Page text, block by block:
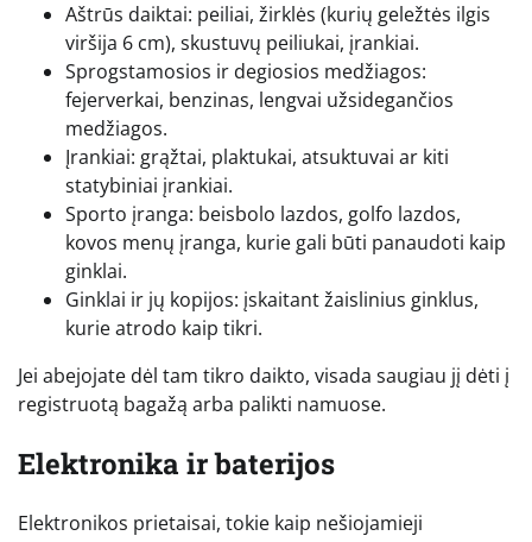
Aštrūs daiktai: peiliai, žirklės (kurių geležtės ilgis
viršija 6 cm), skustuvų peiliukai, įrankiai.
Sprogstamosios ir degiosios medžiagos:
fejerverkai, benzinas, lengvai užsidegančios
medžiagos.
Įrankiai: grąžtai, plaktukai, atsuktuvai ar kiti
statybiniai įrankiai.
Sporto įranga: beisbolo lazdos, golfo lazdos,
kovos menų įranga, kurie gali būti panaudoti kaip
ginklai.
Ginklai ir jų kopijos: įskaitant žaislinius ginklus,
kurie atrodo kaip tikri.
Jei abejojate dėl tam tikro daikto, visada saugiau jį dėti į
registruotą bagažą arba palikti namuose.
Elektronika ir baterijos
Elektronikos prietaisai, tokie kaip nešiojamieji